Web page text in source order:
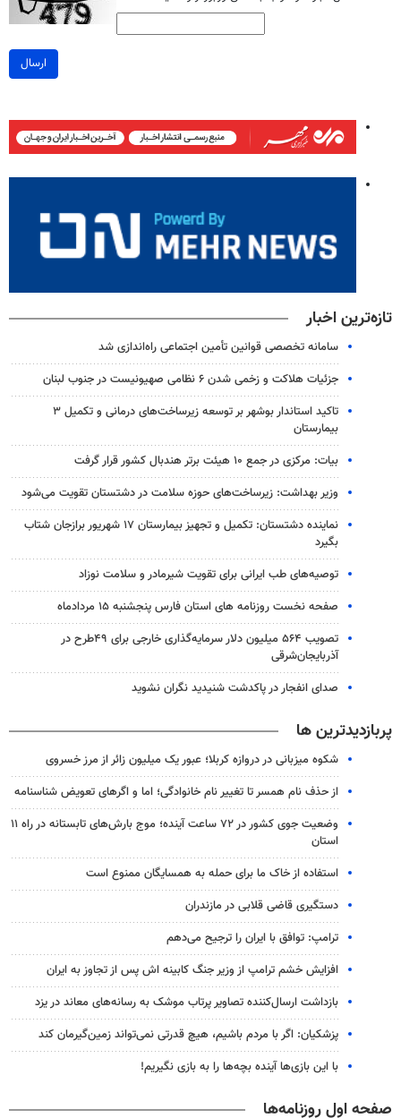
ارسال
تازه‌ترین اخبار
سامانه تخصصی قوانین تأمین اجتماعی راه‌اندازی شد
جزئیات هلاکت و زخمی شدن ۶ نظامی صهیونیست در جنوب لبنان
تاکید استاندار بوشهر بر توسعه زیرساخت‌های درمانی و تکمیل ۳
بیمارستان
بیات: مرکزی در جمع ۱۰ هیئت برتر هندبال کشور قرار گرفت
وزیر بهداشت: زیرساخت‌های حوزه سلامت در دشتستان تقویت می‌شود
نماینده دشتستان: تکمیل و تجهیز بیمارستان ۱۷ شهریور برازجان شتاب
بگیرد
توصیه‌های طب ایرانی برای تقویت شیرمادر و سلامت نوزاد
صفحه نخست روزنامه های استان فارس پنجشنبه ۱۵ مردادماه
تصویب ۵۶۴ میلیون دلار سرمایه‌گذاری خارجی برای ۴۹طرح در
آذربایجان‌شرقی
صدای انفجار در پاکدشت شنیدید نگران نشوید
پربازدیدترین ها
شکوه میزبانی در دروازه کربلا؛ عبور یک میلیون زائر از مرز خسروی
از حذف نام همسر تا تغییر نام خانوادگی؛ اما و اگرهای تعویض شناسنامه
وضعیت جوی کشور در ۷۲ ساعت آینده؛ موج بارش‌های تابستانه در راه ۱۱
استان
استفاده از خاک ما برای حمله به همسایگان ممنوع است
دستگیری قاضی قلابی در مازندران
ترامپ: توافق با ایران را ترجیح می‌دهم
افزایش خشم ترامپ از وزیر جنگ کابینه اش پس از تجاوز به ایران
بازداشت ارسال‌کننده تصاویر پرتاب موشک به رسانه‌های معاند در یزد
پزشکیان: اگر با مردم باشیم، هیچ قدرتی نمی‌تواند زمین‌گیرمان کند
با این بازی‌ها آینده بچه‌ها را به بازی نگیریم!
صفحه اول روزنامه‌ها